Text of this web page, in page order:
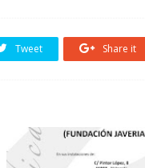
Tweet Share it